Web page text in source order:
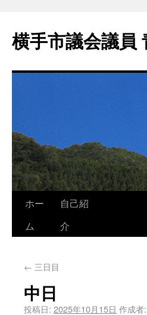
横手市議会議員
ホー
ム
自己紹
介
← 三日目
中日
投稿日: 2025年10月15日 作成者: